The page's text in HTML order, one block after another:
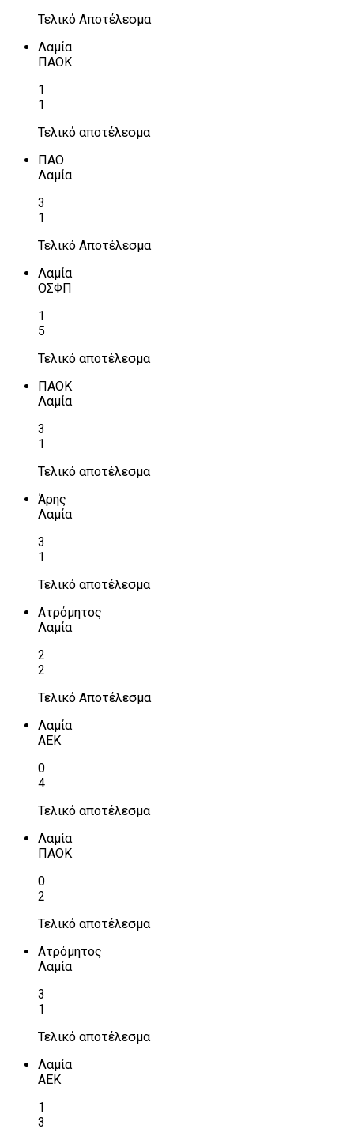
Τελικό Αποτέλεσμα
Λαμία
ΠΑΟΚ
1
1
Τελικό αποτέλεσμα
ΠΑΟ
Λαμία
3
1
Τελικό Αποτέλεσμα
Λαμία
ΟΣΦΠ
1
5
Τελικό αποτέλεσμα
ΠΑΟΚ
Λαμία
3
1
Τελικό αποτέλεσμα
Άρης
Λαμία
3
1
Τελικό αποτέλεσμα
Ατρόμητος
Λαμία
2
2
Τελικό Αποτέλεσμα
Λαμία
ΑΕΚ
0
4
Τελικό αποτέλεσμα
Λαμία
ΠΑΟΚ
0
2
Τελικό αποτέλεσμα
Ατρόμητος
Λαμία
3
1
Τελικό αποτέλεσμα
Λαμία
ΑΕΚ
1
3